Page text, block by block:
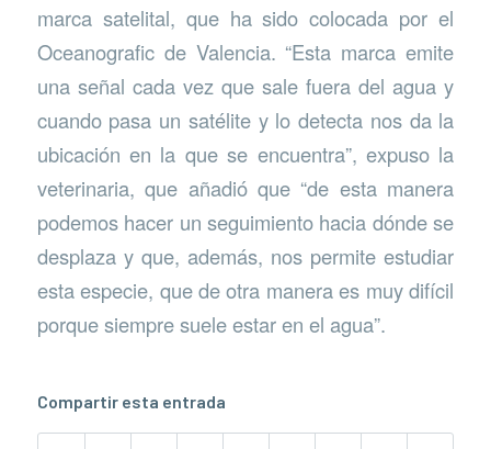
marca satelital, que ha sido colocada por el
Oceanografic de Valencia. “Esta marca emite
una señal cada vez que sale fuera del agua y
cuando pasa un satélite y lo detecta nos da la
ubicación en la que se encuentra”, expuso la
veterinaria, que añadió que “de esta manera
podemos hacer un seguimiento hacia dónde se
desplaza y que, además, nos permite estudiar
esta especie, que de otra manera es muy difícil
porque siempre suele estar en el agua”.
Compartir esta entrada